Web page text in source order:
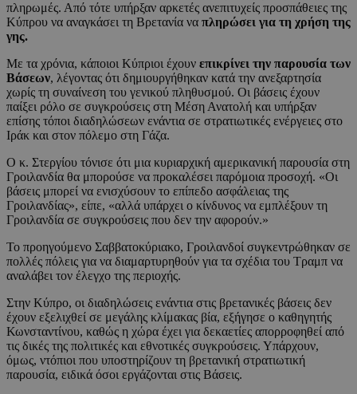
πληρωμές. Από τότε υπήρξαν αρκετές ανεπιτυχείς προσπάθειες της
Κύπρου να αναγκάσει τη Βρετανία να πληρώσει για τη χρήση της
γης.
Με τα χρόνια, κάποιοι Κύπριοι έχουν επικρίνει την παρουσία των
Βάσεων, λέγοντας ότι δημιουργήθηκαν κατά την ανεξαρτησία
χωρίς τη συναίνεση του γενικού πληθυσμού. Οι βάσεις έχουν
παίξει ρόλο σε συγκρούσεις στη Μέση Ανατολή και υπήρξαν
επίσης τόποι διαδηλώσεων ενάντια σε στρατιωτικές ενέργειες στο
Ιράκ και στον πόλεμο στη Γάζα.
Ο κ. Στεργίου τόνισε ότι μια κυριαρχική αμερικανική παρουσία στη
Γροιλανδία θα μπορούσε να προκαλέσει παρόμοια προσοχή. «Οι
βάσεις μπορεί να ενισχύσουν το επίπεδο ασφάλειας της
Γροιλανδίας», είπε, «αλλά υπάρχει ο κίνδυνος να εμπλέξουν τη
Γροιλανδία σε συγκρούσεις που δεν την αφορούν.»
Το προηγούμενο Σαββατοκύριακο, Γροιλανδοί συγκεντρώθηκαν σε
πολλές πόλεις για να διαμαρτυρηθούν για τα σχέδια του Τραμπ να
αναλάβει τον έλεγχο της περιοχής.
Στην Κύπρο, οι διαδηλώσεις ενάντια στις βρετανικές βάσεις δεν
έχουν εξελιχθεί σε μεγάλης κλίμακας βία, εξήγησε ο καθηγητής
Κωνσταντίνου, καθώς η χώρα έχει για δεκαετίες απορροφηθεί από
τις δικές της πολιτικές και εθνοτικές συγκρούσεις. Υπάρχουν,
όμως, ντόπιοι που υποστηρίζουν τη βρετανική στρατιωτική
παρουσία, ειδικά όσοι εργάζονται στις Βάσεις.